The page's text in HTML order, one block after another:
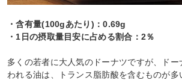
・含有量(100gあたり)：0.69g
・1日の摂取量目安に占める割合：2％
多くの若者に大人気のドーナツですが、ドー
われる油は、トランス脂肪酸を含むものが多